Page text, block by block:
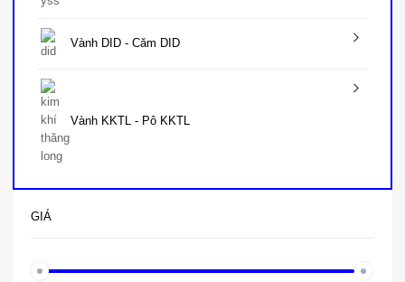
Vành DID - Căm DID
Vành KKTL - Pô KKTL
GIÁ